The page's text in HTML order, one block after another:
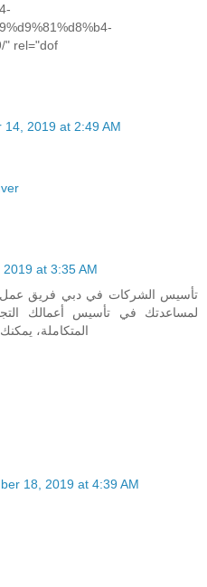
" rel="dof
14, 2019 at 2:49 AM
at 3:35 AM
تأسيس الشركات في دبي فريق عمل
لمساعدتك في تأسيس أعمالك
المتكاملة،
18, 2019 at 4:39 AM